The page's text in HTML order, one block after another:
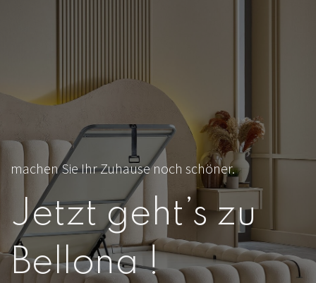
machen Sie Ihr Zuhause noch schöner.
Jetzt geht’s zu
Bellona !